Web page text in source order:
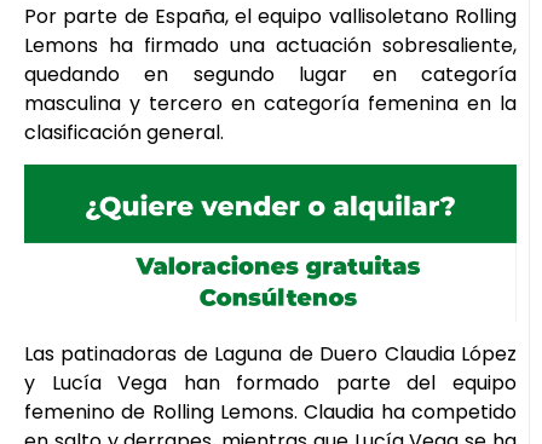
Por parte de España, el equipo vallisoletano Rolling
Lemons ha firmado una actuación sobresaliente,
quedando en segundo lugar en categoría
masculina y tercero en categoría femenina en la
clasificación general.
Las patinadoras de Laguna de Duero Claudia López
y Lucía Vega han formado parte del equipo
femenino de Rolling Lemons. Claudia ha competido